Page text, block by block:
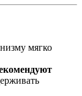
мягко